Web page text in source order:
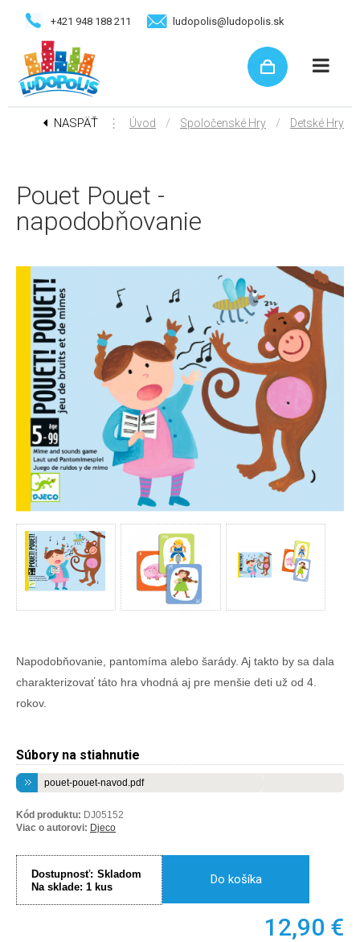
+421 948 188 211 ludopolis@ludopolis.sk
NASPÄŤ ⋮ Úvod / Spoločenské Hry / Detské Hry
Pouet Pouet -
napodobňovanie
Napodobňovanie, pantomíma alebo šarády. Aj takto by sa dala
charakterizovať táto hra vhodná aj pre menšie deti už od 4.
rokov.
Súbory na stiahnutie
pouet-pouet-navod.pdf
Kód produktu: DJ05152
Viac o autorovi: Djeco
Dostupnosť: Skladom
Na sklade: 1 kus
Do košíka
12,90 €